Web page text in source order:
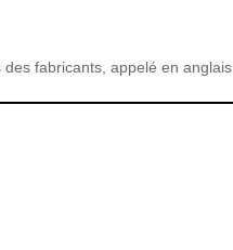
fabricants, appelé en anglais